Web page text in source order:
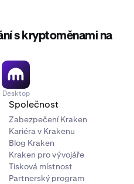
s kryptoměnami na
Desktop
Společnost
Zabezpečení Kraken
Kariéra v Krakenu
Blog Kraken
Kraken pro vývojáře
Tisková místnost
Partnerský program